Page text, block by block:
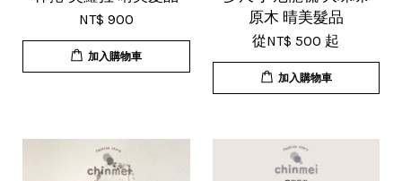
NT$ 900
加入購物車
原木 晴美髮品
從NT$ 500 起
加入購物車